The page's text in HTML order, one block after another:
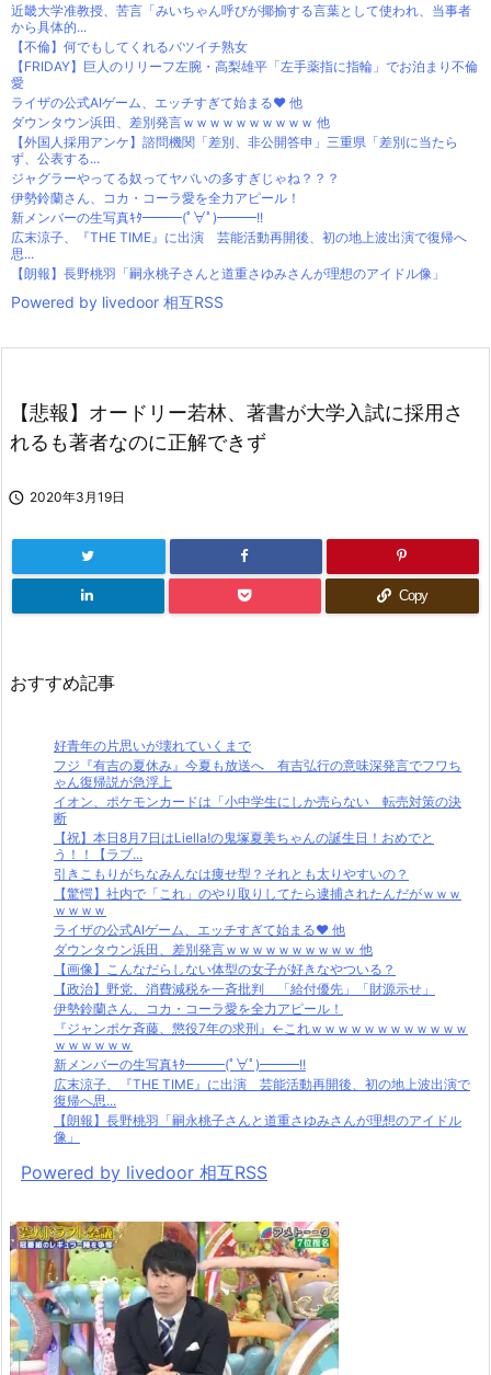
近畿大学准教授、苦言「みいちゃん呼びが揶揄する言葉として使われ、当事者
から具体的...
【不倫】何でもしてくれるバツイチ熟女
【FRIDAY】巨人のリリーフ左腕・高梨雄平「左手薬指に指輪」でお泊まり不倫
愛
ライザの公式AIゲーム、エッチすぎて始まる♥ 他
ダウンタウン浜田、差別発言ｗｗｗｗｗｗｗｗｗｗ 他
【外国人採用アンケ】諮問機関「差別、非公開答申」三重県「差別に当たら
ず、公表する...
ジャグラーやってる奴ってヤバいの多すぎじゃね？？？
伊勢鈴蘭さん、コカ・コーラ愛を全力アピール！
新メンバーの生写真ｷﾀ━━━(ﾟ∀ﾟ)━━━!!
広末涼子、『THE TIME』に出演 芸能活動再開後、初の地上波出演で復帰へ
思...
【朗報】長野桃羽「嗣永桃子さんと道重さゆみさんが理想のアイドル像」
Powered by livedoor 相互RSS
【悲報】オードリー若林、著書が大学入試に採用さ
れるも著者なのに正解できず
 2020年3月19日
Copy
おすすめ記事
好青年の片思いが壊れていくまで
フジ『有吉の夏休み』今夏も放送へ 有吉弘行の意味深発言でフワち
ゃん復帰説が急浮上
イオン、ポケモンカードは「小中学生にしか売らない 転売対策の決
断
【祝】本日8月7日はLiella!の鬼塚夏美ちゃんの誕生日！おめでと
う！！【ラブ...
引きこもりがちなみんなは痩せ型？それとも太りやすいの？
【驚愕】社内で「これ」のやり取りしてたら逮捕されたんだがｗｗｗ
ｗｗｗｗ
ライザの公式AIゲーム、エッチすぎて始まる♥ 他
ダウンタウン浜田、差別発言ｗｗｗｗｗｗｗｗｗｗ 他
【画像】こんなだらしない体型の女子が好きなやついる？
【政治】野党、消費減税を一斉批判 「給付優先」「財源示せ」
伊勢鈴蘭さん、コカ・コーラ愛を全力アピール！
『ジャンポケ斉藤、懲役7年の求刑』←これｗｗｗｗｗｗｗｗｗｗｗｗ
ｗｗｗｗｗｗ
新メンバーの生写真ｷﾀ━━━(ﾟ∀ﾟ)━━━!!
広末涼子、『THE TIME』に出演 芸能活動再開後、初の地上波出演で
復帰へ思...
【朗報】長野桃羽「嗣永桃子さんと道重さゆみさんが理想のアイドル
像」
Powered by livedoor 相互RSS